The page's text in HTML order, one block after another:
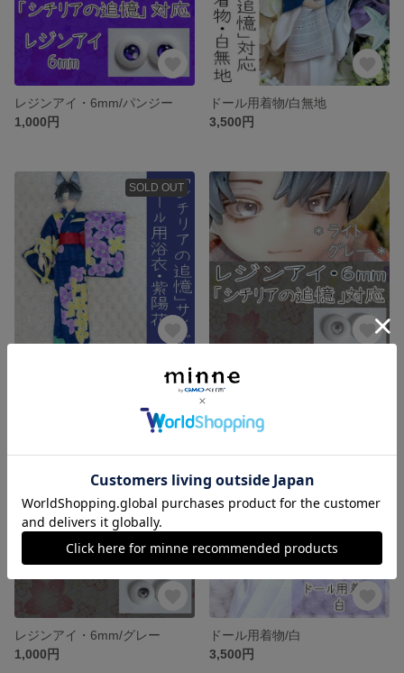
レジンアイ・6mm/パンジー
1,000円
ドール用着物/白無地
3,500円
SOLD OUT
1,000円
レジンアイ・6mm/グレー
1,000円
ドール用着物/白
3,500円